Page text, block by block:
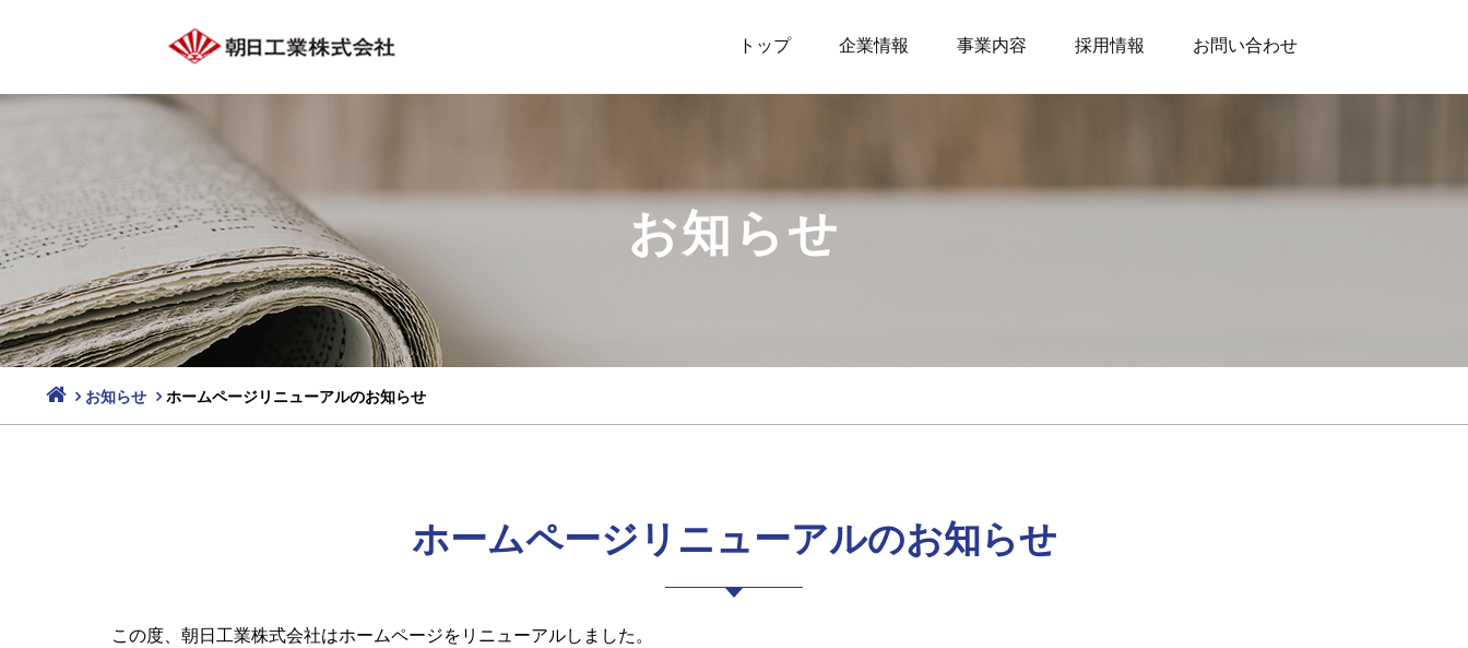
トップ 企業情報 事業内容 採用情報 お問い合わせ
お知らせ
お知らせ ホームページリニューアルのお知らせ
ホームページリニューアルのお知らせ
この度、朝日工業株式会社はホームページをリニューアルしました。